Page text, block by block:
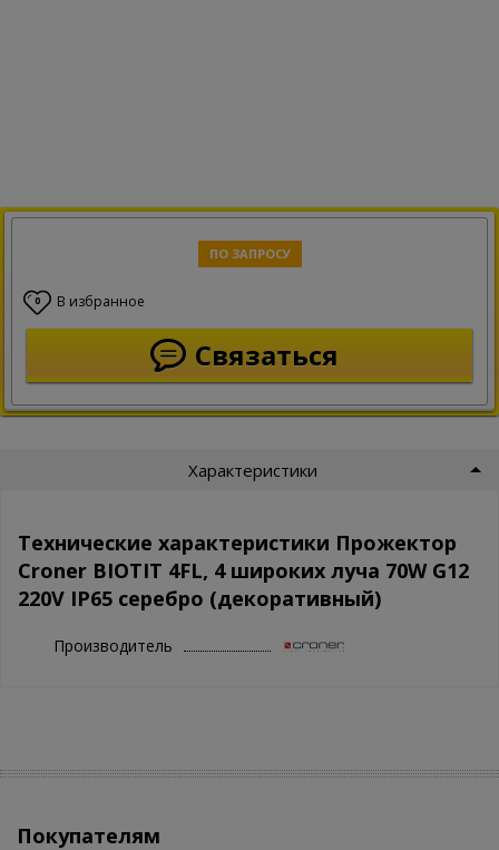
ПО ЗАПРОСУ
0 В избранное
Связаться
Характеристики
Технические характеристики Прожектор
Croner BIOTIT 4FL, 4 широких луча 70W G12
220V IP65 серебро (декоративный)
Производитель
Покупателям